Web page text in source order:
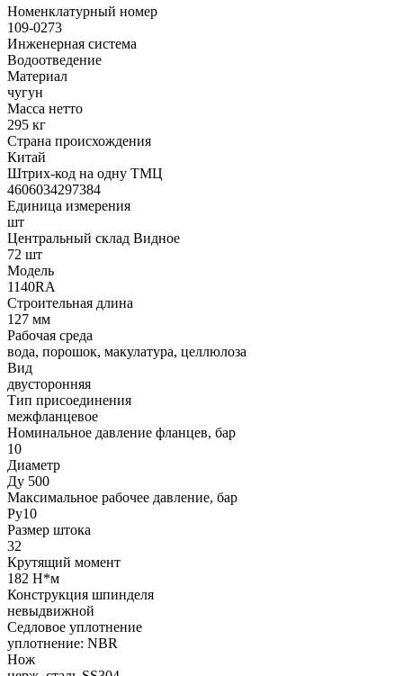
Номенклатурный номер
109-0273
Инженерная система
Водоотведение
Материал
чугун
Масса нетто
295 кг
Страна происхождения
Китай
Штрих-код на одну ТМЦ
4606034297384
Единица измерения
шт
Центральный склад Видное
72 шт
Модель
1140RA
Строительная длина
127 мм
Рабочая среда
вода, порошок, макулатура, целлюлоза
Вид
двусторонняя
Тип присоединения
межфланцевое
Номинальное давление фланцев, бар
10
Диаметр
Ду 500
Максимальное рабочее давление, бар
Ру10
Размер штока
32
Крутящий момент
182 Н*м
Конструкция шпинделя
невыдвижной
Седловое уплотнение
уплотнение: NBR
Нож